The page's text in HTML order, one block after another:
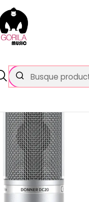
GRATIS
y $99.990 en
Micrófonos
De Condensador DC20